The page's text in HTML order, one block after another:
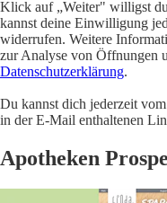
Klick auf „Weiter" willigst
kannst deine Einwilligung
widerrufen. Weitere
zur Analyse von Öffnungen
Datenschutzerklärung.
Du kannst dich jederzeit
in der E-Mail enthaltenen
Apotheken